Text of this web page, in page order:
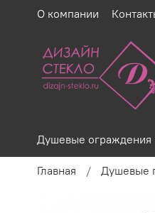
О компании
Душевые ограждения
Главная Душевые